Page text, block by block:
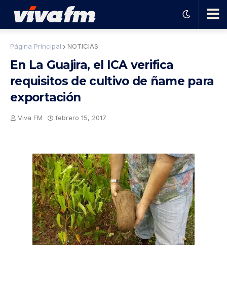
el
pro
gra
ma
Página Principal NOTICIAS
En La Guajira, el ICA verifica
requisitos de cultivo de ñame para
exportación
Viva FM febrero 15, 2017